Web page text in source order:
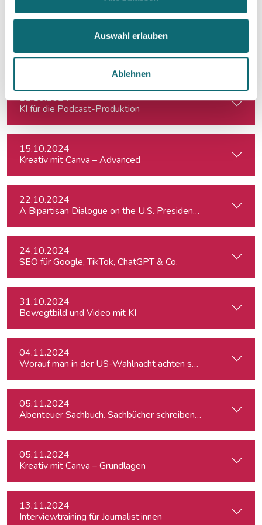
Auswahl erlauben
Ablehnen
Reportagen schreiben – ganz einfach
11.10.2024
KI für die Podcast-Produktion
15.10.2024
Kreativ mit Canva – Advanced
22.10.2024
A Bipartisan Dialogue on the U.S. Presidential Elections:
24.10.2024
SEO für Google, TikTok, ChatGPT & Co.
31.10.2024
Bewegtbild und Video mit KI
04.11.2024
Worauf man in der US-Wahlnacht achten sollte
05.11.2024
Abenteuer Sachbuch. Sachbücher schreiben für
05.11.2024
Kreativ mit Canva – Grundlagen
13.11.2024
Interviewtraining für Journalist:innen